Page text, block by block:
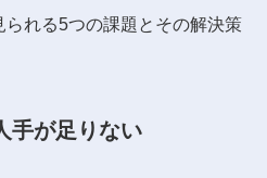
れる5つの課題とその解決策
手が足りない